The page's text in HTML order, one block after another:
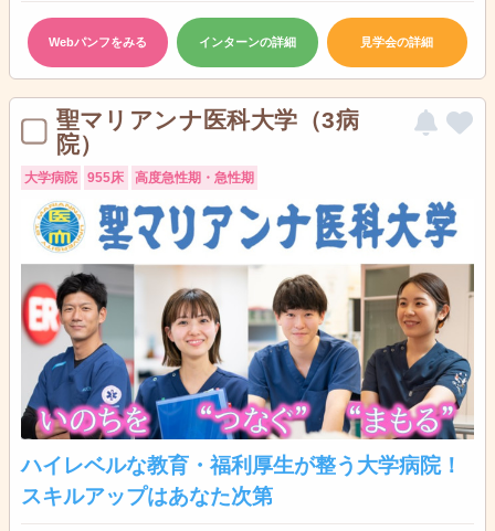
Webパンフをみる インターンの詳細 見学会の詳細
聖マリアンナ医科大学（3病
院）
大学病院 955床 高度急性期・急性期
ハイレベルな教育・福利厚生が整う大学病院！
スキルアップはあなた次第